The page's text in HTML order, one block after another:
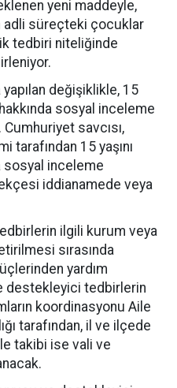
yeni maddeyle,
adli süreçteki çocuklar
tedbiri niteliğinde
değişiklikle, 15
sosyal inceleme
Cumhuriyet savcısı,
tarafından 15 yaşını
sosyal inceleme
iddianamede veya
ilgili kurum veya
sırasında
yardım
destekleyici tedbirlerin
koordinasyonu Aile
tarafından, il ve ilçede
takibi ise vali ve